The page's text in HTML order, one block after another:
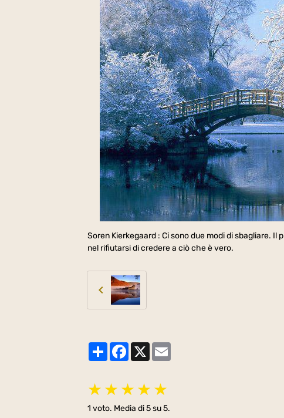
Soren Kierkegaard : Ci sono due modi di sbagliare.
nel rifiutarsi di credere a ciò che è vero.
PartagerFacebook
X
★ ★ ★ ★ ★
1 voto. Media di5su 5.